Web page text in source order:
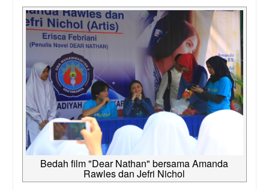
Bedah film "Dear Nathan" bersama Amanda
Rawles dan Jefri Nichol